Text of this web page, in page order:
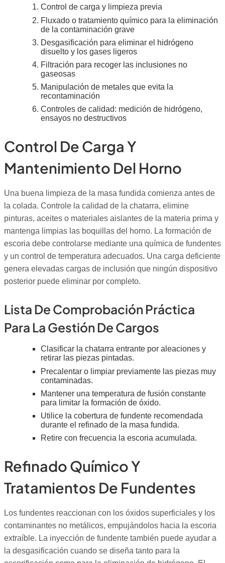
Control de carga y limpieza previa
Fluxado o tratamiento químico para la eliminación
de la contaminación grave
Desgasificación para eliminar el hidrógeno
disuelto y los gases ligeros
Filtración para recoger las inclusiones no
gaseosas
Manipulación de metales que evita la
recontaminación
Controles de calidad: medición de hidrógeno,
ensayos no destructivos
Control De Carga Y
Mantenimiento Del Horno
Una buena limpieza de la masa fundida comienza antes de
la colada. Controle la calidad de la chatarra, elimine
pinturas, aceites o materiales aislantes de la materia prima y
mantenga limpias las boquillas del horno. La formación de
escoria debe controlarse mediante una química de fundentes
y un control de temperatura adecuados. Una carga deficiente
genera elevadas cargas de inclusión que ningún dispositivo
posterior puede eliminar por completo.
Lista De Comprobación Práctica
Para La Gestión De Cargos
Clasificar la chatarra entrante por aleaciones y
retirar las piezas pintadas.
Precalentar o limpiar previamente las piezas muy
contaminadas.
Mantener una temperatura de fusión constante
para limitar la formación de óxido.
Utilice la cobertura de fundente recomendada
durante el refinado de la masa fundida.
Retire con frecuencia la escoria acumulada.
Refinado Químico Y
Tratamientos De Fundentes
Los fundentes reaccionan con los óxidos superficiales y los
contaminantes no metálicos, empujándolos hacia la escoria
extraíble. La inyección de fundente también puede ayudar a
la desgasificación cuando se diseña tanto para la